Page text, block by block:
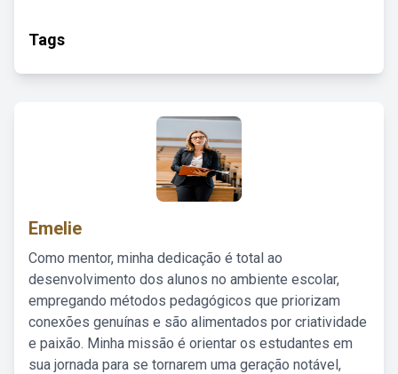
Tags
Emelie
Como mentor, minha dedicação é total ao
desenvolvimento dos alunos no ambiente escolar,
empregando métodos pedagógicos que priorizam
conexões genuínas e são alimentados por criatividade
e paixão. Minha missão é orientar os estudantes em
sua jornada para se tornarem uma geração notável,